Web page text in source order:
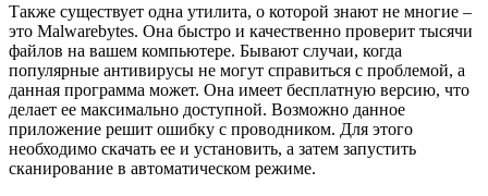
Также существует одна утилита, о которой знают не многие –
это Malwarebytes. Она быстро и качественно проверит тысячи
файлов на вашем компьютере. Бывают случаи, когда
популярные антивирусы не могут справиться с проблемой, а
данная программа может. Она имеет бесплатную версию, что
делает ее максимально доступной. Возможно данное
приложение решит ошибку с проводником. Для этого
необходимо скачать ее и установить, а затем запустить
сканирование в автоматическом режиме.